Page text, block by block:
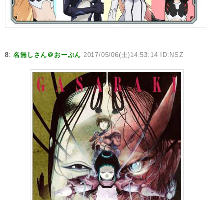
8:名無しさん＠おーぷん 2017/05/06(土)14:53:14 ID:NSZ